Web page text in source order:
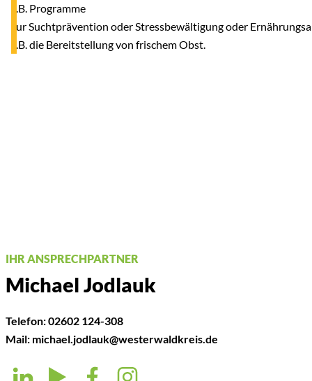
z.B. Programme
zur Suchtprävention oder Stressbewältigung oder
z.B. die Bereitstellung von frischem Obst.
IHR ANSPRECHPARTNER
Michael Jodlauk
Telefon:02602 124-308
Mail: michael.jodlauk@westerwaldkreis.de